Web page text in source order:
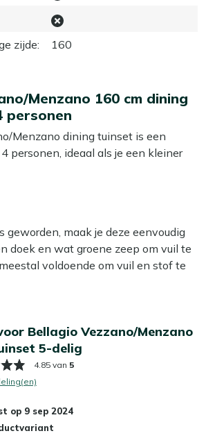
zijde: 160
Menzano 160 cm dining
personen
Menzano dining tuinset is een
personen, ideaal als je een kleiner
aluminium tafel en stoelen met
set waar je niet de hele zondag
de comfortabele kussens en
kun je gerust uren blijven zitten,
nog even na blijft borrelen. Zoek je
die je makkelijk verplaatst en
en stoelen:
verschuift en lang mooi
geworden, maak je deze eenvoudig
doek en wat groene zeep om vuil te
voldoende om vuil en stof te
schoon te maken met een speciale
voor het aluminium tafelblad.
hogedrukreiniger. Dit lijkt handig,
beschadigen.
beschermen tegen water en vuil?
Bellagio Vezzano/Menzano
5-delig
4.85 van 5
op 9 sep 2024